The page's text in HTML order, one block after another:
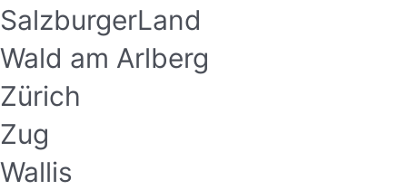
SalzburgerLand
Wald am Arlberg
Zürich
Zug
Wallis